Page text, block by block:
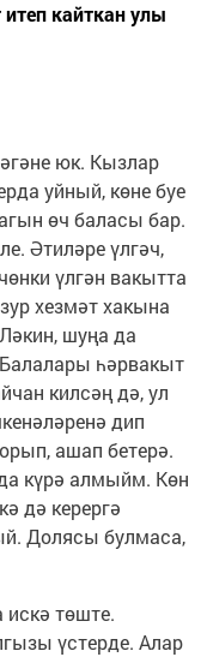
итеп кайткан улы
юк. Кызлар
уйный, көне буе
өч баласы бар.
Әтиләре үлгәч,
үлгән вакытта
хезмәт хакына
шуңа да
һәрвакыт
килсәң дә, ул
дип
ашап бетерә.
күрә алмыйм. Көн
дә керергә
Долясы булмаса,
искә төште.
үстерде. Алар